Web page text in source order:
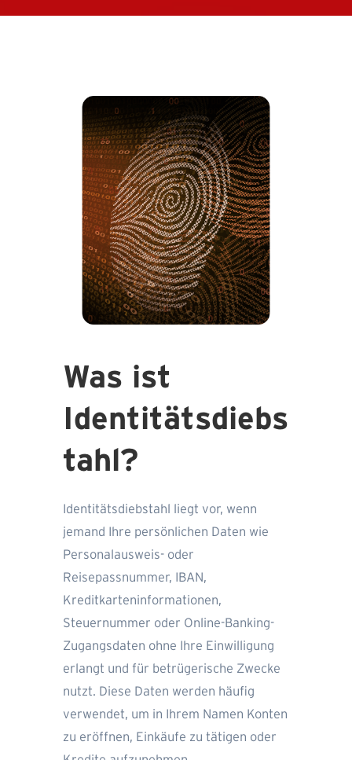
Was ist
Identitätsdiebs
tahl?
Identitätsdiebstahl liegt vor, wenn
jemand Ihre persönlichen Daten wie
Personalausweis- oder
Reisepassnummer, IBAN,
Kreditkarteninformationen,
Steuernummer oder Online-Banking-
Zugangsdaten ohne Ihre Einwilligung
erlangt und für betrügerische Zwecke
nutzt. Diese Daten werden häufig
verwendet, um in Ihrem Namen Konten
zu eröffnen, Einkäufe zu tätigen oder